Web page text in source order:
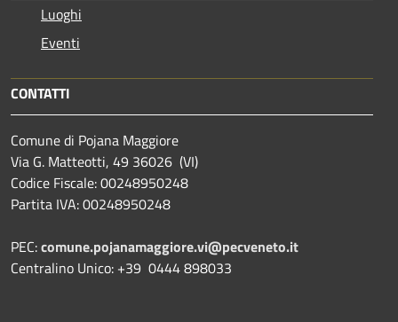
Luoghi
Eventi
CONTATTI
Comune di Pojana Maggiore
Via G. Matteotti, 49 36026 (VI)
Codice Fiscale: 00248950248
Partita IVA: 00248950248
PEC:comune.pojanamaggiore.vi@pecveneto.it
Centralino Unico: +39 0444 898033